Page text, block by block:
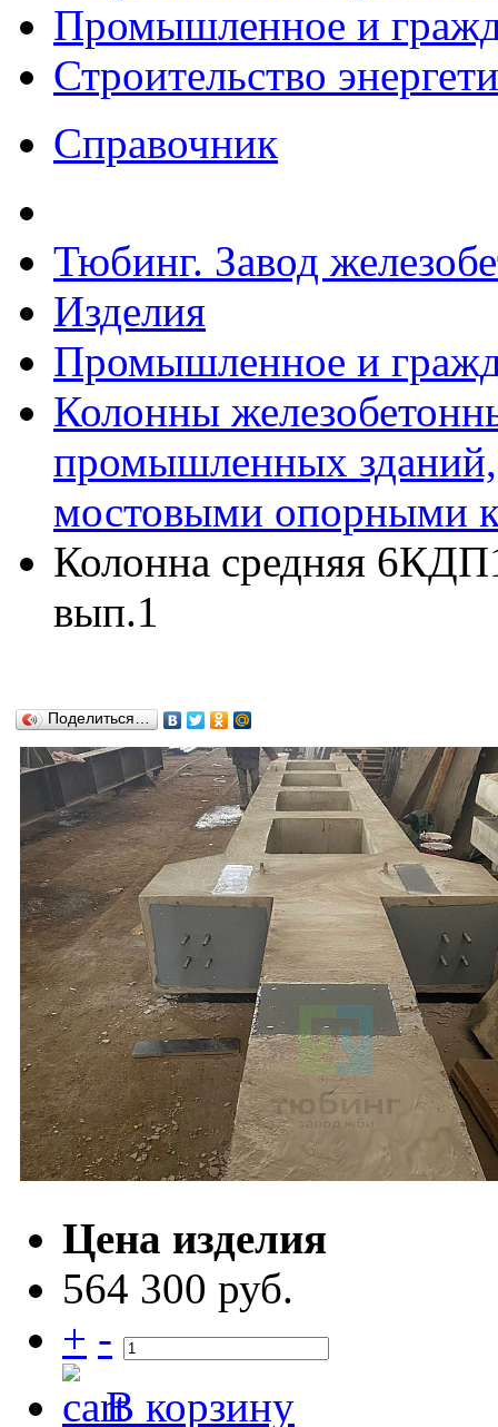
Промышленное и
Строительство
Справочник
Тюбинг. Завод
Изделия
Промышленное и
Колонны
промышленных
мостовыми опорными
Колонна средняя
вып.1
Поделиться…
Цена изделия
564 300 руб.
+ -
В корзину